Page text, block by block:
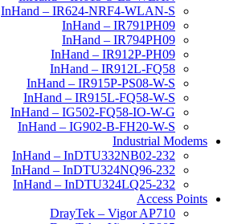
InHand – IR624-NRF4-WLAN-S
InHand – IR791PH09
InHand – IR794PH09
InHand – IR912P-PH09
InHand – IR912L-FQ58
InHand – IR915P-PS08-W-S
InHand – IR915L-FQ58-W-S
InHand – IG502-FQ58-IO-W-G
InHand – IG902-B-FH20-W-S
Industrial Modems
InHand – InDTU332NB02-232
InHand – InDTU324NQ96-232
InHand – InDTU324LQ25-232
Access Points
DrayTek – Vigor AP710